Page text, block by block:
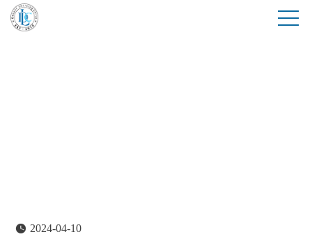
 2024-04-10